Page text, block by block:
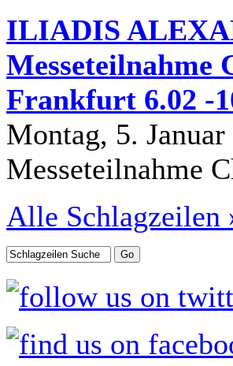
ILIADIS
Messeteilnahme
Frankfurt 6.02 -
Montag, 5. Januar
Messeteilnahme
Alle Schlagzeilen